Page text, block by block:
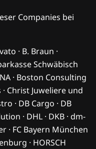
Companies bei
· B. Braun ·
Schwäbisch
· Boston Consulting
· Christ Juweliere und
· DB Cargo · DB
· DHL · DKB · dm-
· FC Bayern München
· HORSCH